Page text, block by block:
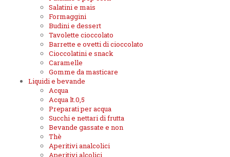
Salatini e mais
Formaggini
Budini e dessert
Tavolette cioccolato
Barrette e ovetti di cioccolato
Cioccolatini e snack
Caramelle
Gomme da masticare
Liquidi e bevande
Acqua
Acqua lt.0,5
Preparati per acqua
Succhi e nettari di frutta
Bevande gassate e non
Thè
Aperitivi analcolici
Aperitivi alcolici